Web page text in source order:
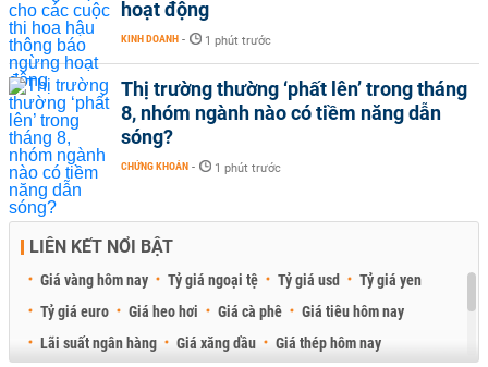
hoạt động
KINH DOANH - 1 phút trước
Thị trường thường ‘phất lên’ trong tháng
8, nhóm ngành nào có tiềm năng dẫn
sóng?
CHỨNG KHOÁN - 1 phút trước
LIÊN KẾT NỔI BẬT
Giá vàng hôm nay Tỷ giá ngoại tệ Tỷ giá usd
Tỷ giá yen
Tỷ giá euro
Giá heo hơi Giá cà phê
Giá tiêu hôm nay
Lãi suất ngân hàng
Giá xăng dầu
Giá thép hôm nay